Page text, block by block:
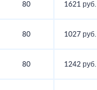
80 1621 руб.
80 1027 руб.
80 1242 руб.